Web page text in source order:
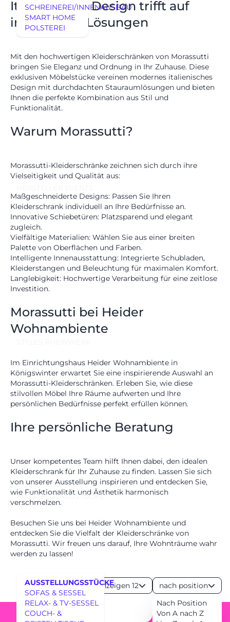
SCHREINEREI/INNENAUSBAU
SMART HOME
POLSTEREI
AUSSTELLUNGSSTÜCKE
AUSSTELLUNGSSTÜCKE
SOFAS & SESSEL
RELAX- & TV-SESSEL
COUCH- &
UNSERE EXPERTISE
REFERENZEN
HERSTELLER
EVENTS
STYLES
AUSSTELLUNGSSTÜCKE
AUSSTELLUNGSSTÜCKE
MÖBEL
MÖBEL
Italienisches Design trifft auf
intelligente Lösungen
Mit den hochwertigen Kleiderschränken von Morassutti
bringen Sie Eleganz und Ordnung in Ihr Zuhause. Diese
exklusiven Möbelstücke vereinen modernes italienisches
Design mit durchdachten Stauraumlösungen und bieten
Ihnen die perfekte Kombination aus Stil und
Funktionalität.
Warum Morassutti?
Morassutti-Kleiderschränke zeichnen sich durch ihre
Vielseitigkeit und Qualität aus:
Maßgeschneiderte Designs: Passen Sie Ihren
Kleiderschrank individuell an Ihre Bedürfnisse an.
Innovative Schiebetüren: Platzsparend und elegant
zugleich.
Vielfältige Materialien: Wählen Sie aus einer breiten
Palette von Oberflächen und Farben.
Intelligente Innenausstattung: Integrierte Schubladen,
Kleiderstangen und Beleuchtung für maximalen Komfort.
Langlebigkeit: Hochwertige Verarbeitung für eine zeitlose
Investition.
Morassutti bei Heider
Wohnambiente
Im Einrichtungshaus Heider Wohnambiente in
Königswinter erwartet Sie eine inspirierende Auswahl an
Morassutti-Kleiderschränken. Erleben Sie, wie diese
stilvollen Möbel Ihre Räume aufwerten und Ihre
persönlichen Bedürfnisse perfekt erfüllen können.
Ihre persönliche Beratung
Unser kompetentes Team hilft Ihnen dabei, den idealen
Kleiderschrank für Ihr Zuhause zu finden. Lassen Sie sich
von unserer Ausstellung inspirieren und entdecken Sie,
wie Funktionalität und Ästhetik harmonisch
verschmelzen.
Besuchen Sie uns bei Heider Wohnambiente und
entdecken Sie die Vielfalt der Kleiderschränke von
Morassutti. Wir freuen uns darauf, Ihre Wohnträume wahr
werden zu lassen!
Anzeigen 12
24
nach position
Nach Position
Von A nach Z
Königswinterer Str. 319
Di.-Fr. 10-18 Uhr
Sa. 10-17 Uhr
Montag geschlossen